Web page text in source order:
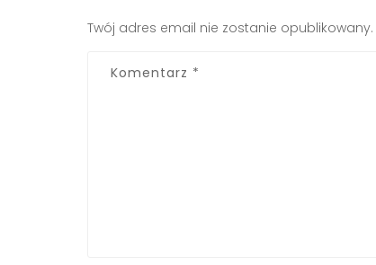
Twój adres email nie zostanie opublikowany.